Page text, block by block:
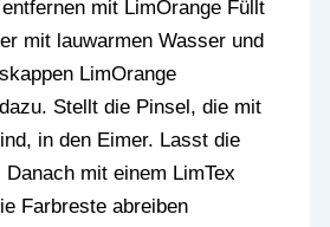
mit LimOrange Füllt
mit lauwarmen Wasser und
LimOrange
Stellt die Pinsel, die mit
in den Eimer. Lasst die
mit einem LimTex
Farbreste abreiben